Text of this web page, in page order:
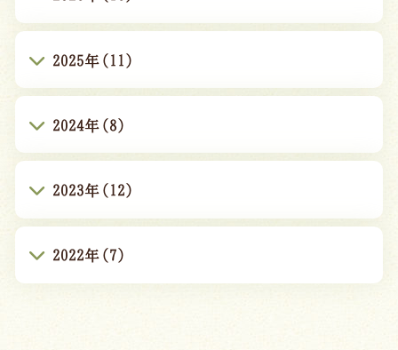
2025年(11)
2024年(8)
2023年(12)
2022年(7)